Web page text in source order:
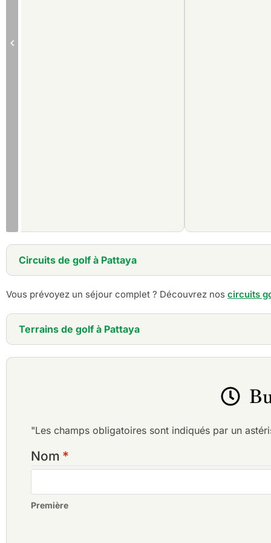
Circuits de golf à Pattaya
5 jours - Forfait golf à Pattaya
6 jours - Pattaya Golf Resort - Forfait villa privée
7 jours - Une semaine de vacances de golf à
Vous prévoyez un séjour complet ? Découvrez nos circuits
Terrains de golf à Pattaya
Barcelona Valley Golf Club, parcours Mountain
Barcelona Valley Golf Club, parcours Valley
(anciennement Rayong Green Valley)
Burapha Golf Club
Chatrium Golf Resort Soi Dao Chanthaburi
Crystal Bay Golf Club
Eastern Star Country Club & Resort
"Les champs obligatoires sont indiqués par un
Nom *
Première